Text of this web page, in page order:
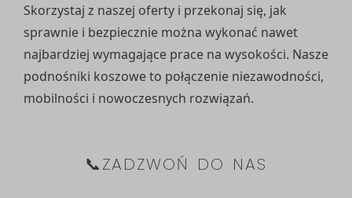
Skorzystaj z naszej oferty i przekonaj się, jak
sprawnie i bezpiecznie można wykonać nawet
najbardziej wymagające prace na wysokości. Nasze
podnośniki koszowe to połączenie niezawodności,
mobilności i nowoczesnych rozwiązań.
📞ZADZWOŃ DO NAS